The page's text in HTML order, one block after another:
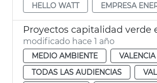
HELLO WATT
EMPRESA
Proyectos capitalidad verde
modificado hace 1 año
MEDIO AMBIENTE
TODAS LAS AUDIENCIAS